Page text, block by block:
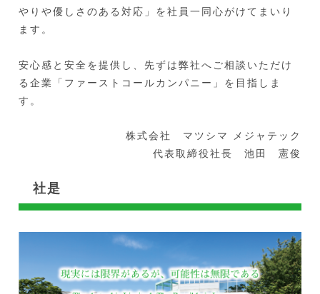
やりや優しさのある対応」を社員一同心がけてまいり
ます。
安心感と安全を提供し、先ずは弊社へご相談いただけ
る企業「ファーストコールカンパニー」を目指しま
す。
株式会社 マツシマ メジャテック
代表取締役社長 池田 憲俊
社是